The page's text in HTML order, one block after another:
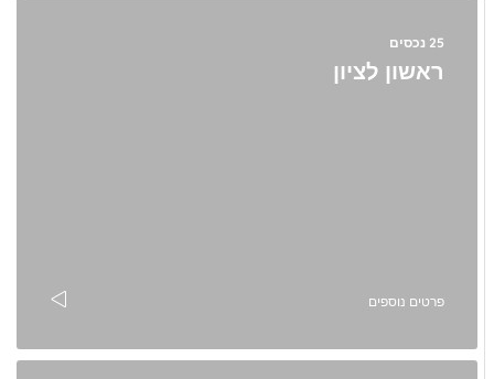
25 נכסים
ראשון לציון
פרטים נוספים